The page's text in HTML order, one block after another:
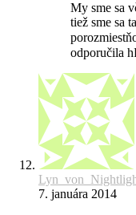
My sme sa
tiež sme sa
odporučila
7. januára 2014